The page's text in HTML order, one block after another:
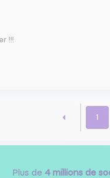
!!!
1
Plus de 4 millions de